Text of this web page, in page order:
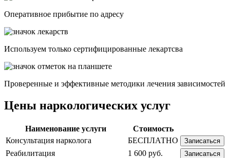
Опеpативное прибытие по адресу
Используем только сертифицированные лекартсва
Проверенные и эффективные методики лечения зависимостей
Цены наркологических услуг
Наименование услуги
Стоимость
Консультация нарколога
БЕСПЛАТНО Записаться
Реабилитация 1 600 руб. Записаться